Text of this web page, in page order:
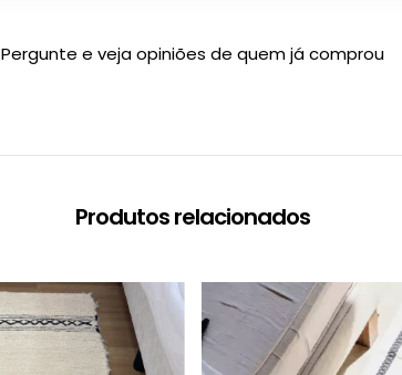
Pergunte e veja opiniões de quem já comprou
Produtos relacionados